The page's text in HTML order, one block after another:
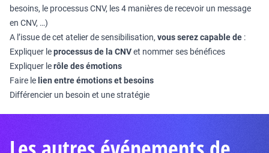
besoins, le processus CNV, les 4 manières de recevoir un message
en CNV, …)
A l’issue de cet atelier de sensibilisation, vous serez capable de :
Expliquer leprocessus de la CNVet nommer ses bénéfices
Expliquer lerôle des émotions
Faire le lien entre émotions et besoins
Différencier un besoin et une stratégie